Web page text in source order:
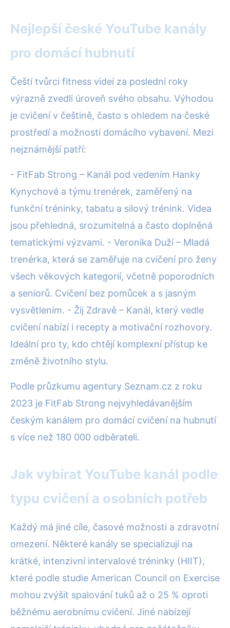
Nejlepší české YouTube kanály
pro domácí hubnutí
Čeští tvůrci fitness videí za poslední roky
výrazně zvedli úroveň svého obsahu. Výhodou
je cvičení v češtině, často s ohledem na české
prostředí a možnosti domácího vybavení. Mezi
nejznámější patří:
- FitFab Strong – Kanál pod vedením Hanky
Kynychové a týmu trenérek, zaměřený na
funkční tréninky, tabatu a silový trénink. Videa
jsou přehledná, srozumitelná a často doplněná
tematickými výzvami. - Veronika Duží – Mladá
trenérka, která se zaměřuje na cvičení pro ženy
všech věkových kategorií, včetně poporodních
a seniorů. Cvičení bez pomůcek a s jasným
vysvětlením. - Žij Zdravě – Kanál, který vedle
cvičení nabízí i recepty a motivační rozhovory.
Ideální pro ty, kdo chtějí komplexní přístup ke
změně životního stylu.
Podle průzkumu agentury Seznam.cz z roku
2023 je FitFab Strong nejvyhledávanějším
českým kanálem pro domácí cvičení na hubnutí
s více než 180 000 odběrateli.
Jak vybírat YouTube kanál podle
typu cvičení a osobních potřeb
Každý má jiné cíle, časové možnosti a zdravotní
omezení. Některé kanály se specializují na
krátké, intenzivní intervalové tréninky (HIIT),
které podle studie American Council on Exercise
mohou zvýšit spalování tuků až o 25 % oproti
běžnému aerobnímu cvičení. Jiné nabízejí